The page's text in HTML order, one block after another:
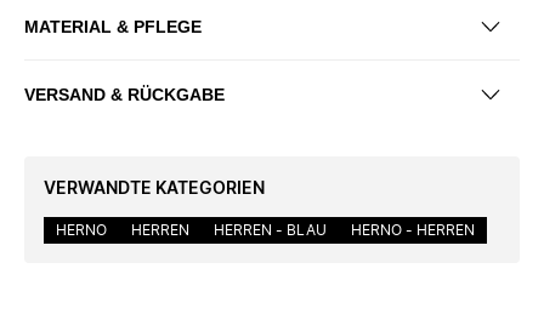
MATERIAL & PFLEGE
VERSAND & RÜCKGABE
VERWANDTE KATEGORIEN
HERNO HERREN HERREN - BLAU HERNO - HERREN